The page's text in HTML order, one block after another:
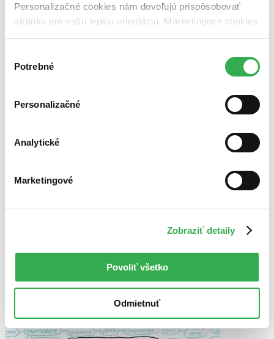
Personalizačné cookies nám dovoľujú prispôsobovať
stránku pre vašu lepšiu orientáciu. Marketingové cookies
nám zas umožňujú zobrazenie relevantnej reklamy.
nám pomohlo, keby sme mohli používať všetky tieto
súhlasu
Potrebné
Personalizačné
Analytické
Marketingové
Zobraziť detaily
Povoliť všetko
Odmietnuť
Zoradiť
Bestsellery
Najdrahšie
Na tému polygrafia